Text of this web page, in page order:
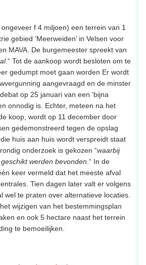
f 4 miljoen) een terrein van 1
gebied ‘Meerweiden’ in Velsen voor
MAVA. De burgemeester spreekt van
.“ Tot de aankoop wordt besloten om te
gedumpt moet gaan worden Er wordt
aangevraagd en de minster
op 25 januari van een ‘bijna
onnodig is. Echter, meteen na het
koop, wordt op 11 december door
gedemonstreerd tegen de opslag
huis aan huis wordt verspreidt staat
onderzoek is gekozen “waarbij
werden bevonden .“ In de
keer vermeld dat het meeste afval
Tien dagen later valt er volgens
wel te praten over alternatieve locaties.
wijzigen van het bestemmingsplan
en ook 5 hectare naast het terrein
te bemoeilijken.